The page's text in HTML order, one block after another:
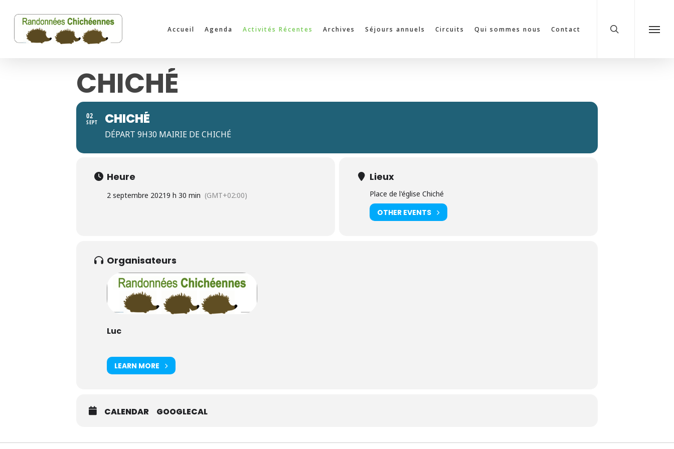
content
Accueil Agenda Activités Récentes Archives Séjours annuels Circuits Qui sommes nous Contact Menu
CHICHÉ
02
SEPT CHICHÉ
DÉPART 9H30 MAIRIE DE CHICHÉ
Heure
2 septembre 20219 h 30 min (GMT+02:00)
Lieux
Place de l'église Chiché
OTHER EVENTS
Organisateurs
Luc
LEARN MORE
CALENDAR GOOGLECAL